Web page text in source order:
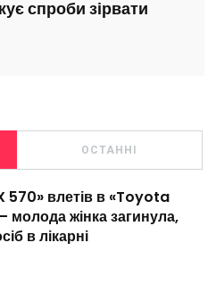
спроби зірвати
ОСТАННІ
570» влетів в «Toyota
молода жінка загинула,
в лікарні